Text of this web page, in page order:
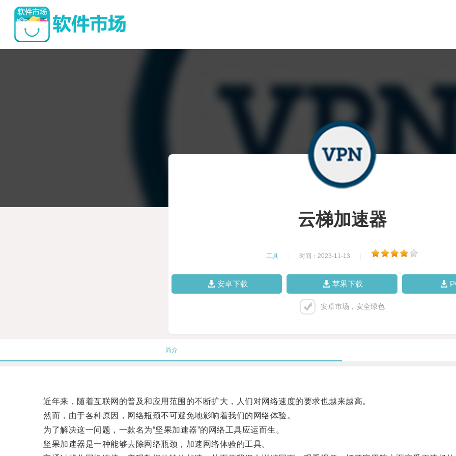
云梯加速器
工具 时间：2023-11-13
安卓下载 苹果下载
安卓市场，安全绿色
简介
近年来，随着互联网的普及和应用范围的不断扩大，人们对网络速度的要求也越来越高。
然而，由于各种原因，网络瓶颈不可避免地影响着我们的网络体验。
为了解决这一问题，一款名为“坚果加速器”的网络工具应运而生。
坚果加速器是一种能够去除网络瓶颈，加速网络体验的工具。